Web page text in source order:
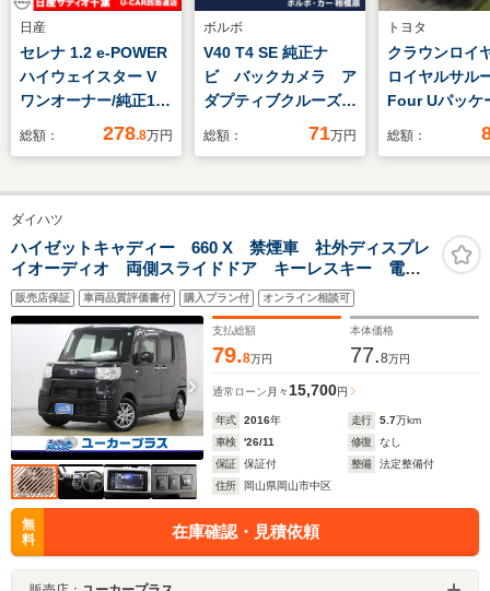
日産
セレナ 1.2 e-POWER
ハイウェイスター V
ワンオーナー/純正10
インチメモリーナビ・
ーモニター/両側オー
トスライドドア・ハン
ズフリー/プロパイロ
ット/フリップダウン
モニター/ETC/ドラレ
コ/スマートルームミ
総額： 278.8万円
ボルボ
V40 T4 SE 純正ナ
ビ バックカメラ ア
ダプティブクルーズコ
ントロール BLIS
ター ETC HIDヘッ
総額： 71万円
トヨタ
クラウンロイ
ロイヤルサル
Four Uパッケ
4WD メーカ
ラ キーレス
ローザー
ト パワース
ン
総額：
ダイハツ
ハイゼットキャディー 660 X 禁煙車 社外ディスプレ
イオーディオ 両側スライドドア キーレスキー 電動
格納ミラー 社外14インチアルミ アイドリングストッ
プ パワーウインドウ
販売店保証 車両品質評価書付 購入プラン付 オンライン相談可
支払総額
79.8万円
本体価格
77.8万円
通常ローン 月々 15,700円
年式 2016年 走行 5.7万km
車検
'26/11 修復
なし
保証
保証付 整備
法定整備付
住所
岡山県岡山市中区
無
料
在庫確認・見積依頼